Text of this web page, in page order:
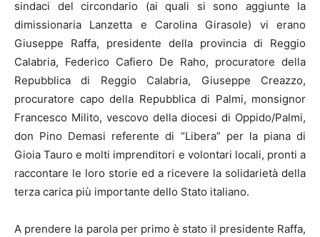
sindaci del circondario (ai quali si sono aggiunte la
dimissionaria Lanzetta e Carolina Girasole) vi erano
Giuseppe Raffa, presidente della provincia di Reggio
Calabria, Federico Cafiero De Raho, procuratore della
Repubblica di Reggio Calabria, Giuseppe Creazzo,
procuratore capo della Repubblica di Palmi, monsignor
Francesco Milito, vescovo della diocesi di Oppido/Palmi,
don Pino Demasi referente di “Libera” per la piana di
Gioia Tauro e molti imprenditori e volontari locali, pronti a
raccontare le loro storie ed a ricevere la solidarietà della
terza carica più importante dello Stato italiano.
A prendere la parola per primo è stato il presidente Raffa,